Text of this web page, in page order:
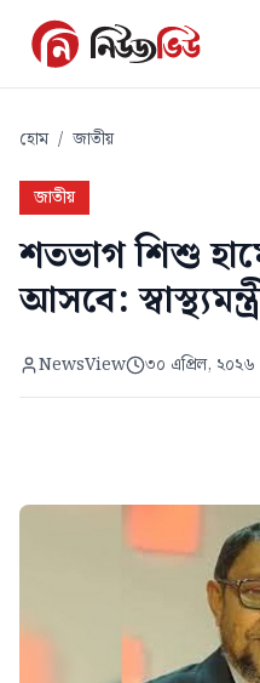
হোম / জাতীয়
জাতীয়
শতভাগ শিশু
আসবে:
NewsView ৩০ এপ্রিল,